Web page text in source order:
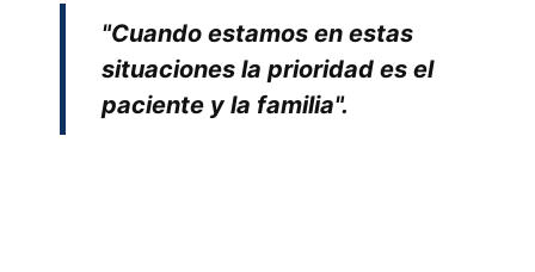
"Cuando estamos en estas
situaciones la prioridad es el
paciente y la familia".